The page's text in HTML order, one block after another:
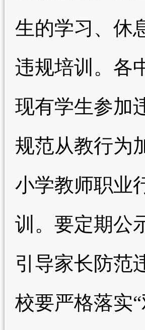
生的学习、休
违规培训。各
现有学生参加
规范从教行为
小学教师职业
训。要定期公
引导家长防范
校要严格落实